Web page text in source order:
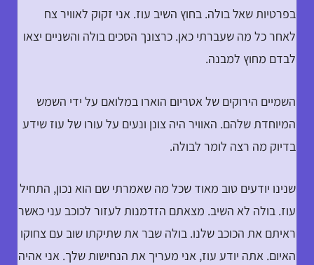
בפרטיות שאל בולה. בחוץ השיב עוז. אני זקוק לאוויר צח
לאחר כל מה שעברתי כאן. כרצונך הסכים בולה והשניים יצאו
לבדם מחוץ למבנה.
השמיים הירוקים של אטריום הוארו במלואם על ידי השמש
המיוחדת שלהם. האוויר היה צונן ונעים על עורו של עוז שידע
בדיוק מה רצה לומר לבולה.
שנינו יודעים טוב מאוד שכל מה שאמרתי שם הוא נכון, התחיל
עוז. בולה לא השיב. מצאתם הזדמנות לעזור לכוכב עני כאשר
ראיתם את הכוכב שלנו. בולה שבר את שתיקתו שוב עם צחוקו
האיום. אתה יודע עוז, אני מעריך את הנחישות שלך. אני אהיה